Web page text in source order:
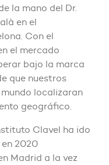
la mano del Dr.
en el
Con el
el mercado
bajo la marca
que nuestros
localizaran
geográfico.
Clavel ha ido
2020
Madrid a la vez